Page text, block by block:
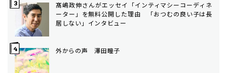
髙嶋政伸さんがエッセイ「インティマシーコーディネ
ーター」を無料公開した理由 「おつむの良い子は長
居しない」インタビュー
外からの声 澤田瞳子